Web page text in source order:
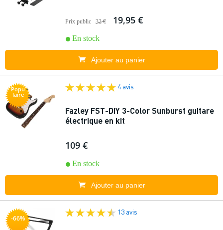
Prix public 32 € 19,95 €
En stock
Ajouter au panier
Popu
laire
4 avis
Fazley FST-DIY 3-Color Sunburst guitare
électrique en kit
109 €
En stock
Ajouter au panier
-66%
13 avis